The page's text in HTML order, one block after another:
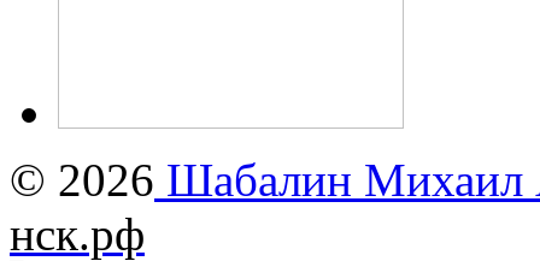
© 2026 Шабалин Михаил
нск.рф